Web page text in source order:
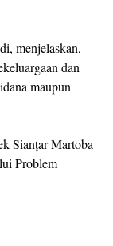
menjelaskan,
dan
maupun
Sianțar Martoba
Problem